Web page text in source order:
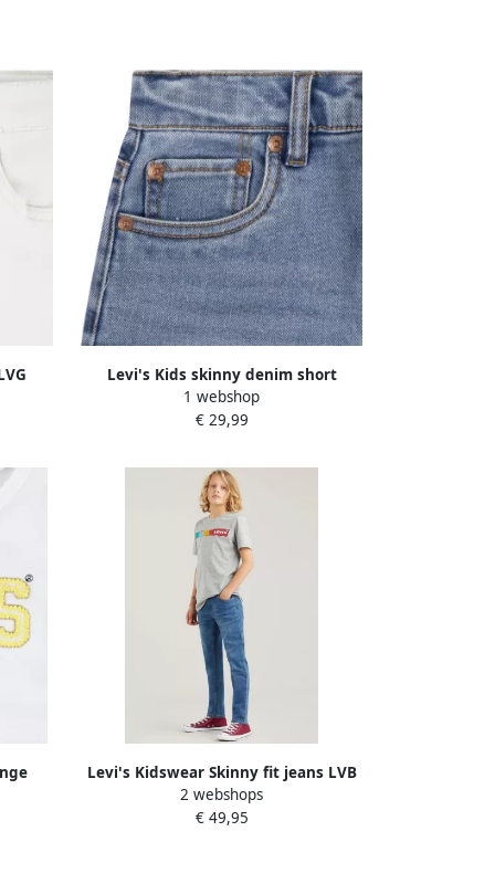
Levi's Kids skinny denim short
medium blue denim
1 webshop
€ 29,99
Levi's Kidswear Skinny fit jeans LVB
510 SKINNY FIT EVERYDAY Kids boy
2 webshops
€ 49,95